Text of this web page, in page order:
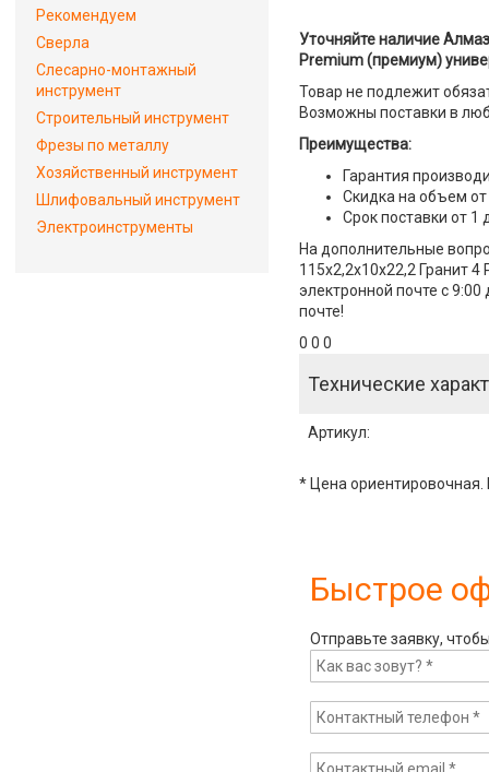
Уточняйте наличие
Premium (премиум)
Товар не подлежит
Возможны поставки в
Преимущества:
Гарантия
Скидка на объем от
Срок поставки от 1
На дополнительные
115x2,2x10x22,2 Гранит
электронной почте с
почте!
0 0 0
Технические
Артикул:
* Цена ориентировочная.
Быстрое
Отправьте заявку,
Рекомендуем
Сверла
Слесарно-монтажный
инструмент
Строительный инструмент
Фрезы по металлу
Хозяйственный инструмент
Шлифовальный инструмент
Электроинструменты